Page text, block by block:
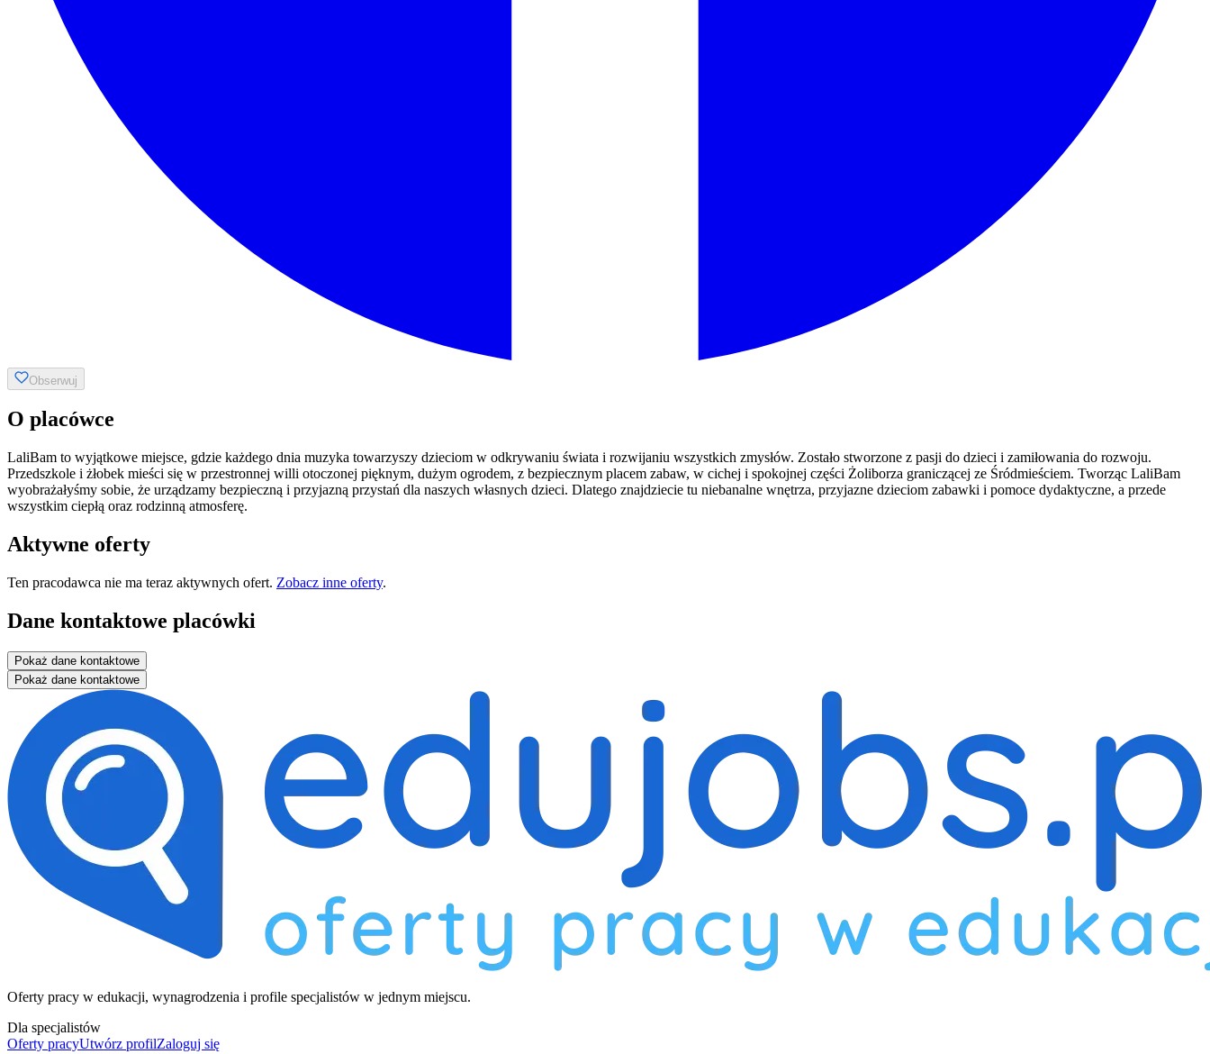
Obserwuj
O placówce
LaliBam to wyjątkowe miejsce, gdzie każdego dnia muzyka towarzyszy dzieciom w odkrywaniu świata i rozwijaniu wszystkich zmysłów. Zostało stworzone z pasji do dzieci i zamiłowania do rozwoju.
Przedszkole i żłobek mieści się w przestronnej willi otoczonej pięknym, dużym ogrodem, z bezpiecznym placem zabaw, w cichej i spokojnej części Żoliborza graniczącej ze Śródmieściem. Tworząc LaliBam
wyobrażałyśmy sobie, że urządzamy bezpieczną i przyjazną przystań dla naszych własnych dzieci. Dlatego znajdziecie tu niebanalne wnętrza, przyjazne dzieciom zabawki i pomoce dydaktyczne, a przede
wszystkim ciepłą oraz rodzinną atmosferę.
Aktywne oferty
Ten pracodawca nie ma teraz aktywnych ofert. Zobacz inne oferty.
Dane kontaktowe placówki
Pokaż dane kontaktowe
Pokaż dane kontaktowe
Oferty pracy w edukacji, wynagrodzenia i profile specjalistów w jednym miejscu.
Dla specjalistów
Oferty pracyUtwórz profilZaloguj się